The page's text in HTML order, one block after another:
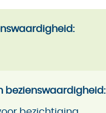
bezienswaardigheid: